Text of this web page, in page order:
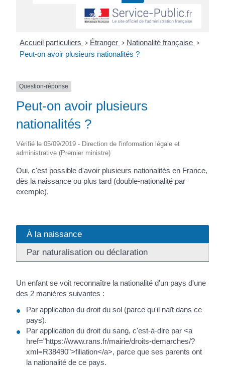
Accueil particuliers > Étranger > Nationalité française >
Peut-on avoir plusieurs nationalités ?
Question-réponse
Peut-on avoir plusieurs
nationalités ?
Vérifié le 05/09/2019 - Direction de l'information légale et
administrative (Premier ministre)
Oui, c'est possible d'avoir plusieurs nationalités en France,
dès la naissance ou plus tard (double-nationalité par
exemple).
À la naissance
Par naturalisation ou déclaration
Un enfant se voit reconnaître la nationalité d'un pays d'une
des 2 manières suivantes :
Par application du droit du sol (parce qu'il naît dans ce
pays).
Par application du droit du sang, c'est-à-dire par <a
href="https://www.rans.fr/mairie/droits-demarches/?
xml=R38490">filiation</a>, parce que ses parents ont
la nationalité de ce pays.